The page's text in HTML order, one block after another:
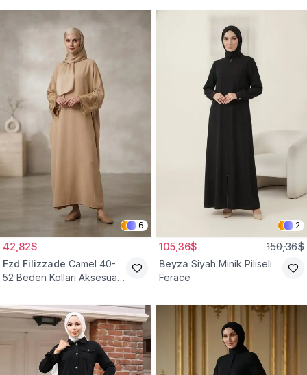
6
42,82$
Fzd Filizzade Camel 40-
52 Beden Kolları Aksesuar
2
105,36$ 150,36$
Beyza Siyah Minik Piliseli
Ferace